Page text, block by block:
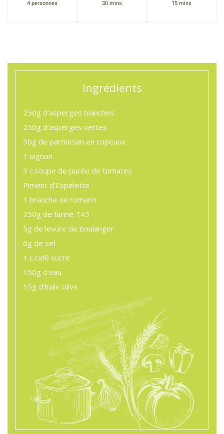
4 personnes
30 mins
15 mins
Ingrédients
250g d’asperges blanches
250g d’asperges vertes
30g de parmesan en copeaux
1 oignon
3 c.soupe de purée de tomates
Piment d’Espelette
1 branche de romarin
250g de farine T45
5g de levure de boulanger
6g de sel
1 c.café sucre
150g d'eau
15g d'huile olive